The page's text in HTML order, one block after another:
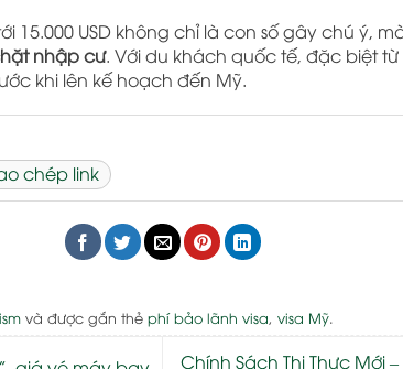
15.000 USD không chỉ là con số gây chú ý,
nhập cư. Với du khách quốc tế, đặc biệt
khi lên kế hoạch đến Mỹ.
chép link
và được gắn thẻ phí bảo lãnh visa visa Mỹ
Chính Sách Thị Thực Mới